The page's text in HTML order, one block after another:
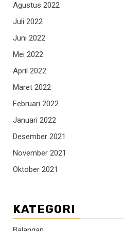
Agustus 2022
Juli 2022
Juni 2022
Mei 2022
April 2022
Maret 2022
Februari 2022
Januari 2022
Desember 2021
November 2021
Oktober 2021
KATEGORI